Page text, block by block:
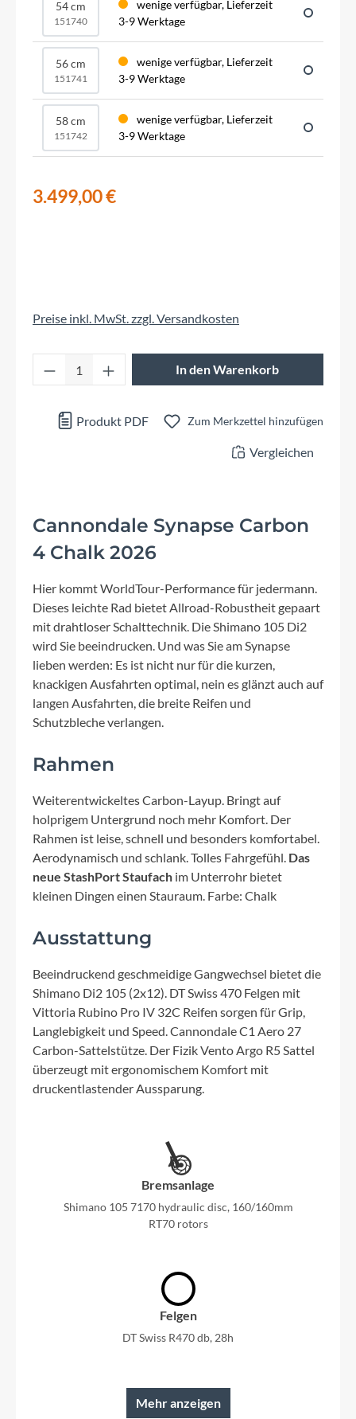
54 cm
151740
wenige verfügbar, Lieferzeit
3-9 Werktage
56 cm
151741
wenige verfügbar, Lieferzeit
3-9 Werktage
58 cm
151742
wenige verfügbar, Lieferzeit
3-9 Werktage
3.499,00 €
Preise inkl. MwSt. zzgl. Versandkosten
Produkt Anzahl: Gib den gewünschten
In den Warenkorb
Produkt PDF Zum Merkzettel hinzufügen
Vergleichen
Cannondale Synapse Carbon
4 Chalk 2026
Hier kommt WorldTour-Performance für jedermann.
Dieses leichte Rad bietet Allroad-Robustheit gepaart
mit drahtloser Schalttechnik. Die Shimano 105 Di2
wird Sie beeindrucken. Und was Sie am Synapse
lieben werden: Es ist nicht nur für die kurzen,
knackigen Ausfahrten optimal, nein es glänzt auch auf
langen Ausfahrten, die breite Reifen und
Schutzbleche verlangen.
Rahmen
Weiterentwickeltes Carbon-Layup. Bringt auf
holprigem Untergrund noch mehr Komfort. Der
Rahmen ist leise, schnell und besonders komfortabel.
Aerodynamisch und schlank. Tolles Fahrgefühl. Das
neue StashPort Staufach im Unterrohr bietet
kleinen Dingen einen Stauraum. Farbe: Chalk
Ausstattung
Beeindruckend geschmeidige Gangwechsel bietet die
Shimano Di2 105 (2x12). DT Swiss 470 Felgen mit
Vittoria Rubino Pro IV 32C Reifen sorgen für Grip,
Langlebigkeit und Speed. Cannondale C1 Aero 27
Carbon-Sattelstütze. Der Fizik Vento Argo R5 Sattel
überzeugt mit ergonomischem Komfort mit
druckentlastender Aussparung.
Bremsanlage
Shimano 105 7170 hydraulic disc, 160/160mm
RT70 rotors
Felgen
DT Swiss R470 db, 28h
Mehr anzeigen